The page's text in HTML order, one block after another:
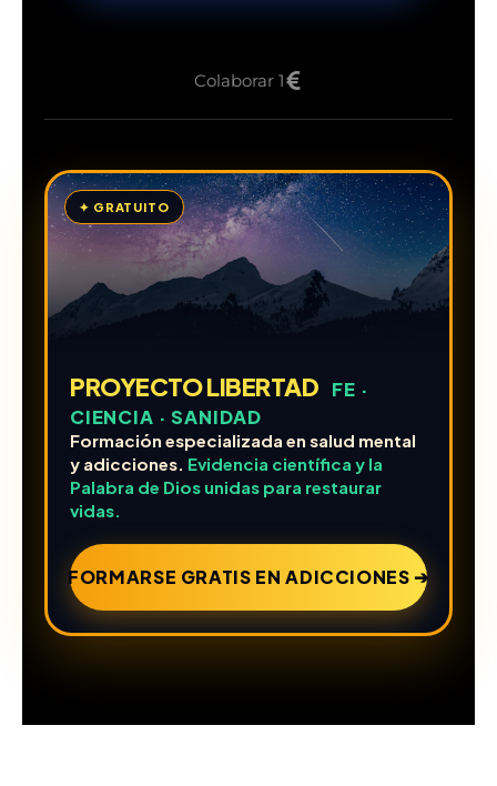
Colaborar 1
✦ GRATUITO
PROYECTO LIBERTAD
FE ·
CIENCIA · SANIDAD
Formación especializada en salud mental
y adicciones. Evidencia científica y la
Palabra de Dios unidas para restaurar
vidas.
FORMARSE GRATIS EN ADICCIONES ➔